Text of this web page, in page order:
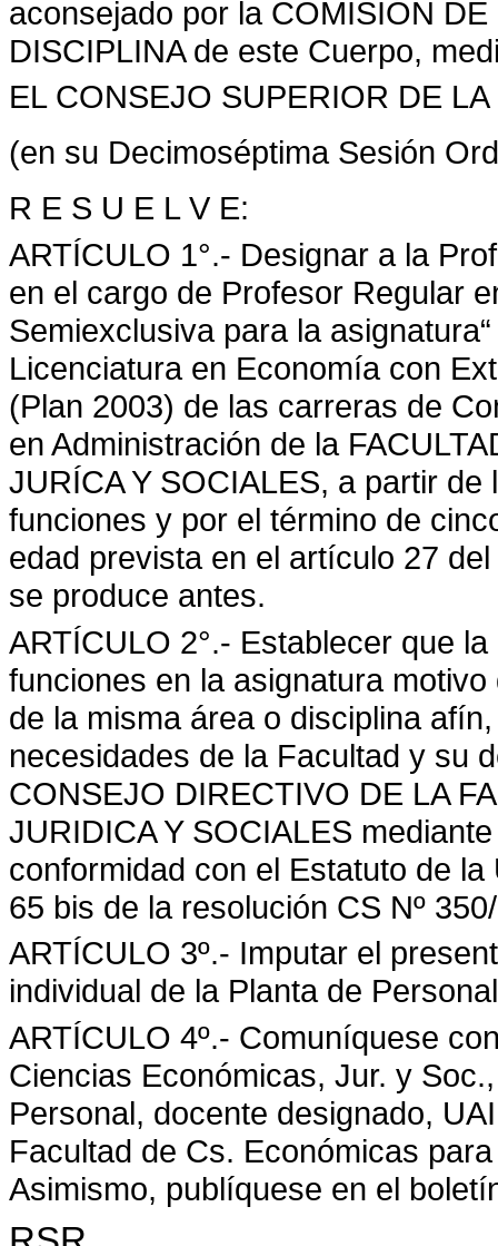
aconsejado por la COMISIÓN
DISCIPLINA de este Cuerpo,
EL CONSEJO SUPERIOR DE
(en su Decimoséptima Sesión
R E S U E L V E:
ARTÍCULO 1°.- Designar a la
en el cargo de Profesor Regular
Semiexclusiva para la
Licenciatura en Economía con
(Plan 2003) de las carreras de
en Administración de la
JURÍCA Y SOCIALES, a partir
funciones y por el término de
edad prevista en el artículo 27
se produce antes.
ARTÍCULO 2°.- Establecer que
funciones en la asignatura
de la misma área o disciplina
necesidades de la Facultad y su
CONSEJO DIRECTIVO DE LA
JURIDICA Y SOCIALES
conformidad con el Estatuto de
65 bis de la resolución CS Nº
ARTÍCULO 3º.- Imputar el
individual de la Planta de
ARTÍCULO 4º.- Comuníquese
Ciencias Económicas, Jur. y
Personal, docente designado,
Facultad de Cs. Económicas
Asimismo, publíquese en el